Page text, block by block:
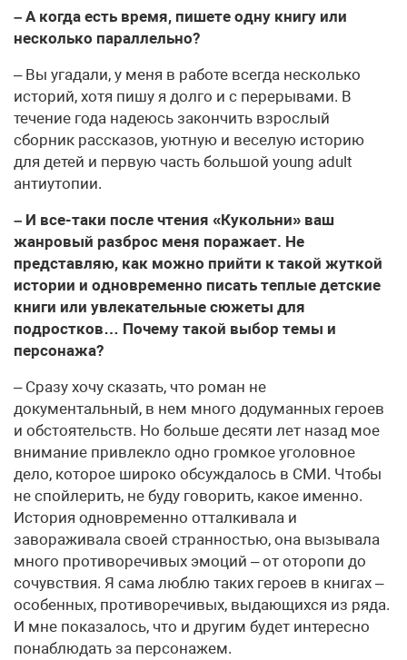
– А когда есть время, пишете одну книгу или
несколько параллельно?
– Вы угадали, у меня в работе всегда несколько
историй, хотя пишу я долго и с перерывами. В
течение года надеюсь закончить взрослый
сборник рассказов, уютную и веселую историю
для детей и первую часть большой young adult
антиутопии.
– И все-таки после чтения «Кукольни» ваш
жанровый разброс меня поражает. Не
представляю, как можно прийти к такой жуткой
истории и одновременно писать теплые детские
книги или увлекательные сюжеты для
подростков… Почему такой выбор темы и
персонажа?
– Сразу хочу сказать, что роман не
документальный, в нем много додуманных героев
и обстоятельств. Но больше десяти лет назад мое
внимание привлекло одно громкое уголовное
дело, которое широко обсуждалось в СМИ. Чтобы
не спойлерить, не буду говорить, какое именно.
История одновременно отталкивала и
завораживала своей странностью, она вызывала
много противоречивых эмоций – от оторопи до
сочувствия. Я сама люблю таких героев в книгах –
особенных, противоречивых, выдающихся из ряда.
И мне показалось, что и другим будет интересно
понаблюдать за персонажем.